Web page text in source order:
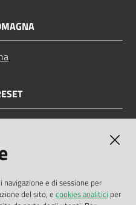
e di sessione per
del sito, e cookies analitici per